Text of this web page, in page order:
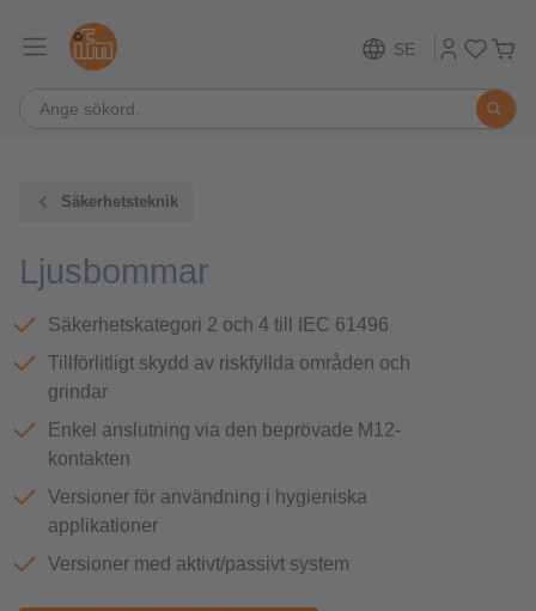
SE
Säkerhetsteknik
Ljusbommar
Säkerhetskategori 2 och 4 till IEC 61496
Tillförlitligt skydd av riskfyllda områden och
grindar
Enkel anslutning via den beprövade M12-
kontakten
Versioner för användning i hygieniska
applikationer
Versioner med aktivt/passivt system